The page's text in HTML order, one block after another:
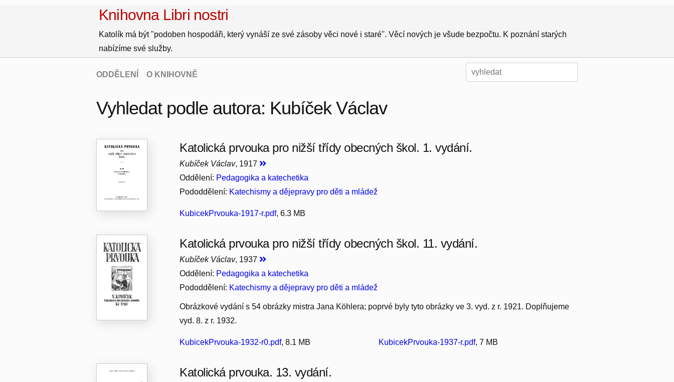
Knihovna Libri nostri
Katolík má být "podoben hospodáři, který vynáší ze své zásoby věci nové i staré". Věcí nových je všude bezpočtu. K poznání starých
nabízíme své služby.
ODDĚLENÍ O KNIHOVNĚ
Vyhledat podle autora: Kubíček Václav
Katolická prvouka pro nižší třídy obecných škol. 1. vydání.
Kubíček Václav, 1917
Oddělení: Pedagogika a katechetika
Pododdělení: Katechismy a dějepravy pro děti a mládež
KubicekPrvouka-1917-r.pdf, 6.3 MB
Katolická prvouka pro nižší třídy obecných škol. 11. vydání.
Kubíček Václav, 1937
Oddělení: Pedagogika a katechetika
Pododdělení: Katechismy a dějepravy pro děti a mládež
Obrázkové vydání s 54 obrázky mistra Jana Köhlera; poprvé byly tyto obrázky ve 3. vyd. z r. 1921. Doplňujeme
vyd. 8. z r. 1932.
KubicekPrvouka-1932-r0.pdf, 8.1 MB KubicekPrvouka-1937-r.pdf, 7 MB
Katolická prvouka. 13. vydání.